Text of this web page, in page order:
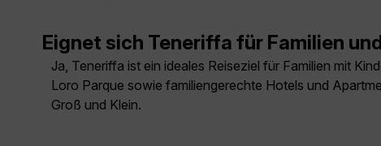
Eignet sich Teneriffa für Familien
Ja, Teneriffa ist ein ideales Reiseziel für Familien mit
Loro Parque sowie familiengerechte Hotels und
Groß und Klein.